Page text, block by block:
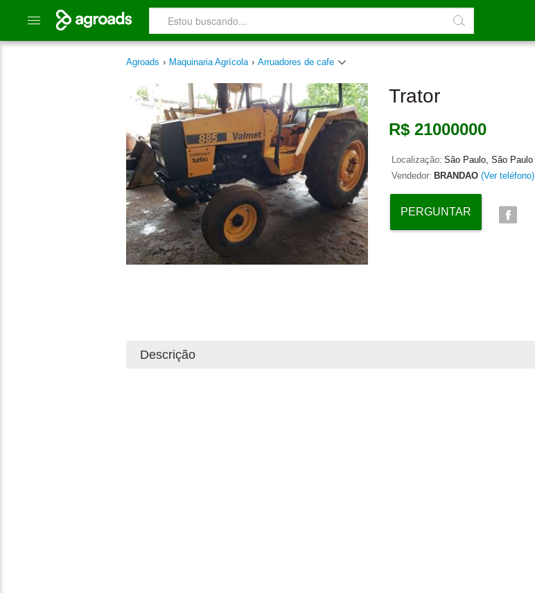
Agroads › Maquinaria Agrícola › Arruadores de cafe
Trator
R$ 21000000
Localização: São Paulo, São Paulo
Vendedor: BRANDAO (Ver teléfono)
PERGUNTAR
Descrição